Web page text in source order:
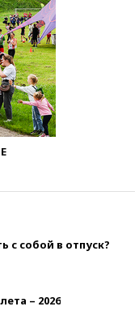
с собой в отпуск?
– 2026